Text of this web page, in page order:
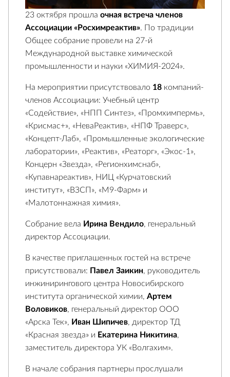
23 октября прошла очная встреча членов
Ассоциации «Росхимреактив». По традиции
Общее собрание провели на 27-й
Международной выставке химической
промышленности и науки «ХИМИЯ-2024».
На мероприятии присутствовало 18 компаний-
членов Ассоциации: Учебный центр
«Содействие», «НПП Синтез», «Промхимпермь»,
«Крисмас+», «НеваРеактив», «НПФ Траверс»,
«Концепт-Лаб», «Промышленные экологические
лаборатории», «Реактив», «Реаторг», «Экос-1»,
Концерн «Звезда», «Регионхимснаб»,
«Купавнареактив», НИЦ «Курчатовский
институт», «ВЗСП», «М9-Фарм» и
«Малотоннажная химия».
Собрание вела Ирина Вендило, генеральный
директор Ассоциации.
В качестве приглашенных гостей на встрече
присутствовали: Павел Заикин, руководитель
инжинирингового центра Новосибирского
института органической химии, Артем
Воловиков, генеральный директор ООО
«Арска Тек», Иван Шипичев, директор ТД
«Красная звезда» и Екатерина Никитина,
заместитель директора УК «Волгахим».
В начале собрания партнеры прослушали